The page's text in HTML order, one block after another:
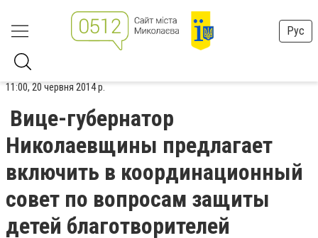
Рус
11:00, 20 червня 2014 р.
Вице-губернатор
Николаевщины предлагает
включить в координационный
совет по вопросам защиты
детей благотворителей